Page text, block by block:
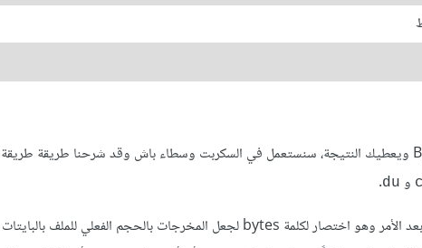
لننشئ سكربت باش يدعى مثلًا addition.sh يجمع حجمي ملفين بالبايت Byte ويعطيك النتيجة، سنستعمل في السكربت وسطاء باش وقد شرحنا طريقة طريقة
و du
.
بعد الأمر وهو اختصار لكلمة bytes لجعل المخرجات بالحجم الفعلي للملف بالبايتات